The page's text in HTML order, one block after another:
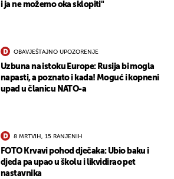
i ja ne možemo oka sklopiti"
OBAVJEŠTAJNO UPOZORENJE
Uzbuna na istoku Europe: Rusija bi mogla
napasti, a poznato i kada! Moguć i kopneni
upad u članicu NATO-a
8 MRTVIH, 15 RANJENIH
FOTO Krvavi pohod dječaka: Ubio baku i
djeda pa upao u školu i likvidirao pet
nastavnika